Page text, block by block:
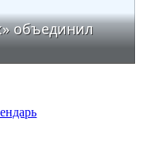
объединил